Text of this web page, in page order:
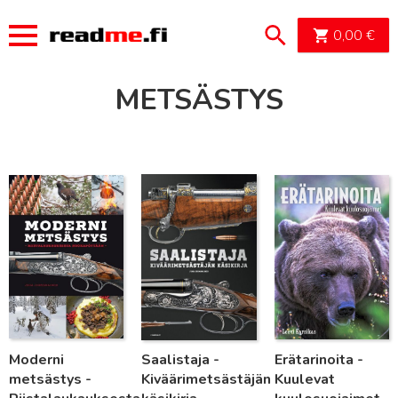
0,00 €
METSÄSTYS
Moderni
metsästys -
Lue lisää
Saalistaja -
Kiväärimetsästäjän
Lue lisää
Erätarinoita -
Kuulevat
Lue lisää